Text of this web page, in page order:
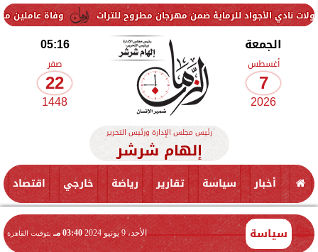
وفاة عاملين متأثرين للرماية ضمن مهرجان مطروح للتراث
الجمعة
أغسطس
7
2026
05:16
صفر
22
1448
رئيس مجلس الإدارة ورئيس التحرير
إلهام شرشر
أخبار سياسة تقارير رياضة خارجي اقتصاد
سياسة الأحد، 9 يونيو 2024 03:40 مـ بتوقيت القاهرة